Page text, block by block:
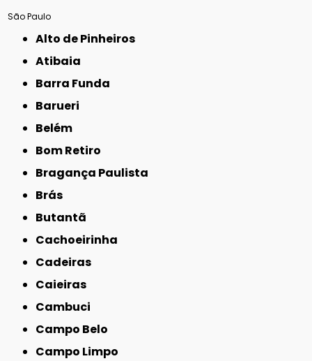
São Paulo
Alto de Pinheiros
Atibaia
Barra Funda
Barueri
Belém
Bom Retiro
Bragança Paulista
Brás
Butantã
Cachoeirinha
Cadeiras
Caieiras
Cambuci
Campo Belo
Campo Limpo